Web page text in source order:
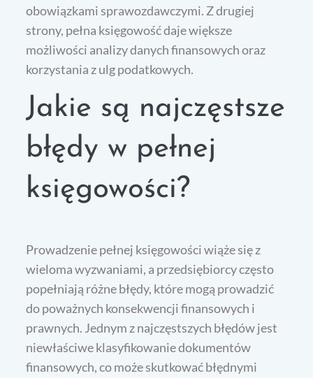
obowiązkami sprawozdawczymi. Z drugiej
strony, pełna księgowość daje większe
możliwości analizy danych finansowych oraz
korzystania z ulg podatkowych.
Jakie są najczęstsze
błędy w pełnej
księgowości?
Prowadzenie pełnej księgowości wiąże się z
wieloma wyzwaniami, a przedsiębiorcy często
popełniają różne błędy, które mogą prowadzić
do poważnych konsekwencji finansowych i
prawnych. Jednym z najczęstszych błędów jest
niewłaściwe klasyfikowanie dokumentów
finansowych, co może skutkować błędnymi